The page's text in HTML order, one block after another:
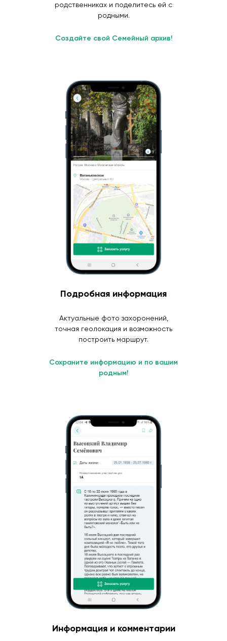
родственниках и поделитесь ей с
родными.
Создайте свой Семейный архив!
Подробная информация
Актуальные фото захоронений,
точная геолокация и возможность
построить маршрут.
Сохраните информацию и по вашим
родным!
Информация и комментарии